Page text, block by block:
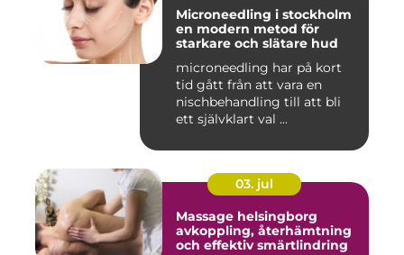
Microneedling i stockholm
en modern metod för
starkare och slätare hud
microneedling har på kort
tid gått från att vara en
nischbehandling till att bli
ett självklart val ...
03. jul
Massage helsingborg
avkoppling, återhämtning
och effektiv smärtlindring